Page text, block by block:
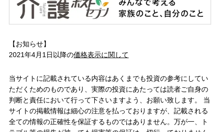
【お知らせ】
2021年4月1日以降の価格表示に関して
当サイトに記載されている内容はあくまでも投資の参考にしてい
ただくためのものであり、実際の投資にあたっては読者ご自身の
判断と責任において行って下さいますよう、お願い致します。 当
サイトの掲載情報は細心の注意を払っておりますが、記載される
全ての情報の正確性を保証するものではありません。万が一、ト